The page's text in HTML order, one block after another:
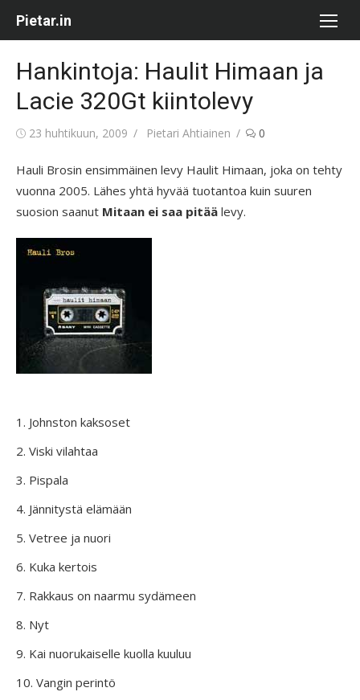
Pietar.in
Hankintoja: Haulit Himaan ja
Lacie 320Gt kiintolevy
Posted
23 huhtikuun, 2009 Author
Pietari Ahtiainen 0
Hauli Brosin ensimmäinen levy Haulit Himaan, joka on tehty
vuonna 2005. Lähes yhtä hyvää tuotantoa kuin suuren
suosion saanut Mitaan ei saa pitää levy.
1. Johnston kaksoset
2. Viski vilahtaa
3. Pispala
4. Jännitystä elämään
5. Vetree ja nuori
6. Kuka kertois
7. Rakkaus on naarmu sydämeen
8. Nyt
9. Kai nuorukaiselle kuolla kuuluu
10. Vangin perintö